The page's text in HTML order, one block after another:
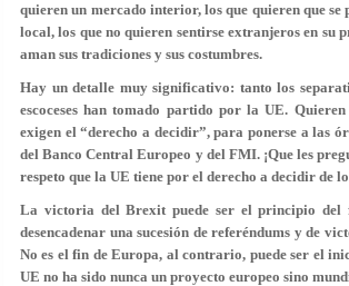
quieren un mercado interior, los que quieren que
local, los que no quieren sentirse extranjeros en su
aman sus tradiciones y sus costumbres.
Hay un detalle muy significativo: tanto los
escoceses han tomado partido por la UE. Quieren
exigen el “derecho a decidir”, para ponerse a las
del Banco Central Europeo y del FMI. ¡Que les
respeto que la UE tiene por el derecho a decidir de
La victoria del Brexit puede ser el principio del
desencadenar una sucesión de referéndums y de
No es el fin de Europa, al contrario, puede ser el
UE no ha sido nunca un proyecto europeo sino